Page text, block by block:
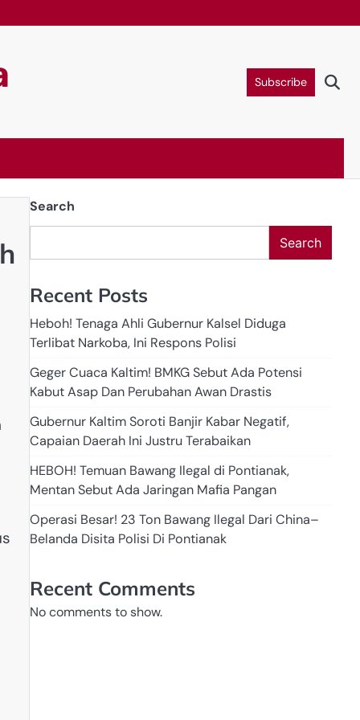
Subscribe
Search
Search
Recent Posts
Heboh! Tenaga Ahli Gubernur Kalsel Diduga
Terlibat Narkoba, Ini Respons Polisi
Geger Cuaca Kaltim! BMKG Sebut Ada Potensi
Kabut Asap Dan Perubahan Awan Drastis
Gubernur Kaltim Soroti Banjir Kabar Negatif,
Capaian Daerah Ini Justru Terabaikan
HEBOH! Temuan Bawang Ilegal di Pontianak,
Mentan Sebut Ada Jaringan Mafia Pangan
Operasi Besar! 23 Ton Bawang Ilegal Dari China–
Belanda Disita Polisi Di Pontianak
Recent Comments
No comments to show.